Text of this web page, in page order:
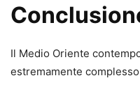
Il Medio Oriente
estremamente